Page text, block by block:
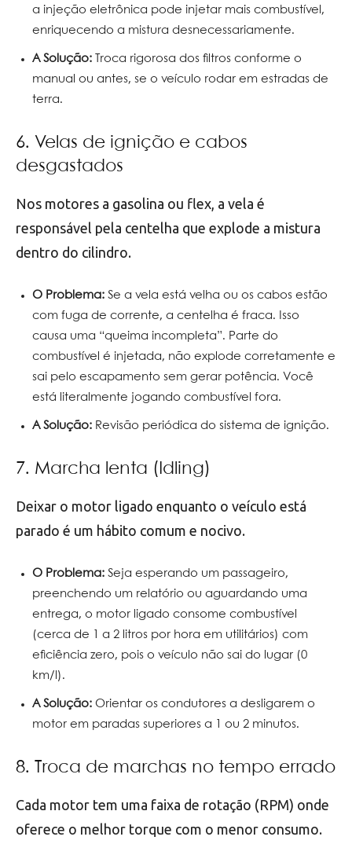
a injeção eletrônica pode injetar mais combustível,
enriquecendo a mistura desnecessariamente.
A Solução: Troca rigorosa dos filtros conforme o
manual ou antes, se o veículo rodar em estradas de
terra.
6. Velas de ignição e cabos
desgastados
Nos motores a gasolina ou flex, a vela é
responsável pela centelha que explode a mistura
dentro do cilindro.
O Problema: Se a vela está velha ou os cabos estão
com fuga de corrente, a centelha é fraca. Isso
causa uma “queima incompleta”. Parte do
combustível é injetada, não explode corretamente e
sai pelo escapamento sem gerar potência. Você
está literalmente jogando combustível fora.
A Solução: Revisão periódica do sistema de ignição.
7. Marcha lenta (Idling)
Deixar o motor ligado enquanto o veículo está
parado é um hábito comum e nocivo.
O Problema: Seja esperando um passageiro,
preenchendo um relatório ou aguardando uma
entrega, o motor ligado consome combustível
(cerca de 1 a 2 litros por hora em utilitários) com
eficiência zero, pois o veículo não sai do lugar (0
km/l).
A Solução: Orientar os condutores a desligarem o
motor em paradas superiores a 1 ou 2 minutos.
8. Troca de marchas no tempo errado
Cada motor tem uma faixa de rotação (RPM) onde
oferece o melhor torque com o menor consumo.